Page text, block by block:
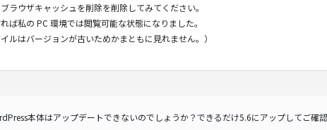
ラウザキャッシュを削除を削除してみてください。
ば私の PC 環境では閲覧可能な状態になりました。
イルはバージョンが古いためかまともに見れません。）
本体はアップデートできないのでしょうか？できるだけ5.6にアップしてご確認